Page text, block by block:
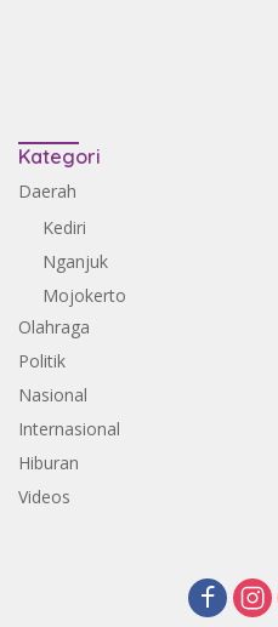
Kategori
Daerah
Kediri
Nganjuk
Mojokerto
Olahraga
Politik
Nasional
Internasional
Hiburan
Videos